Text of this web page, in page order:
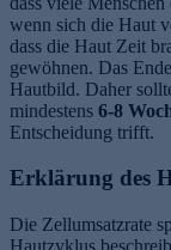
wenn sich die Haut
dass die Haut Zeit
gewöhnen. Das
Hautbild. Daher
mindestens 6-8
Entscheidung trifft.
Erklärung des
Die Zellumsatzrate